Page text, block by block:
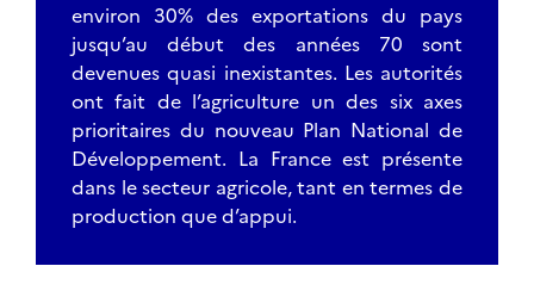
environ 30% des exportations du pays
jusqu’au début des années 70 sont
devenues quasi inexistantes. Les autorités
ont fait de l’agriculture un des six axes
prioritaires du nouveau Plan National de
Développement. La France est présente
dans le secteur agricole, tant en termes de
production que d’appui.